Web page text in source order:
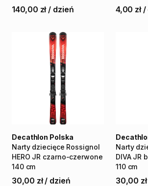
140,00 zł / dzień 4,00 zł /
Narty dziecięce Rossignol
HERO JR czarno-czerwone
140 cm
Decathlon Polska
30,00 zł / dzień
Narty
DIVA JR
110 cm
30,00 zł